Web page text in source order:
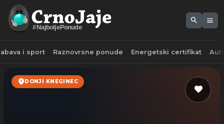
#NajboljePonude
search menu
i sport Raznovrsne ponude Energetski certifikat
location_onDONJI KNEGINEC
favorite